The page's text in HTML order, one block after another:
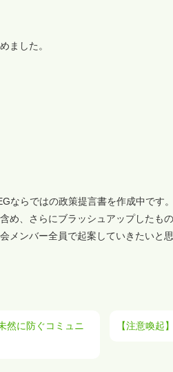
ました。
ならではの政策提言書を作成中です。
め、さらにブラッシュアップしたも
メンバー全員で起案していきたいと思
然に防ぐコミュニ
【注意喚起